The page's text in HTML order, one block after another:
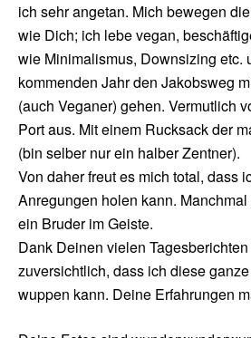
ich sehr angetan. Mich bewegen
wie Dich; ich lebe vegan,
wie Minimalismus, Downsizing etc.
kommenden Jahr den Jakobsweg
(auch Veganer) gehen. Vermutlich
Port aus. Mit einem Rucksack der
(bin selber nur ein halber Zentner).
Von daher freut es mich total, dass
Anregungen holen kann.
ein Bruder im Geiste.
Dank Deinen vielen
zuversichtlich, dass ich diese
wuppen kann. Deine Erfahrungen